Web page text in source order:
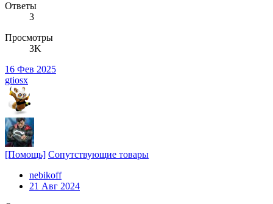
Ответы
3
Просмотры
3K
16 Фев 2025
gtiosx
[Помощь] Сопутствующие товары
nebikoff
21 Авг 2024